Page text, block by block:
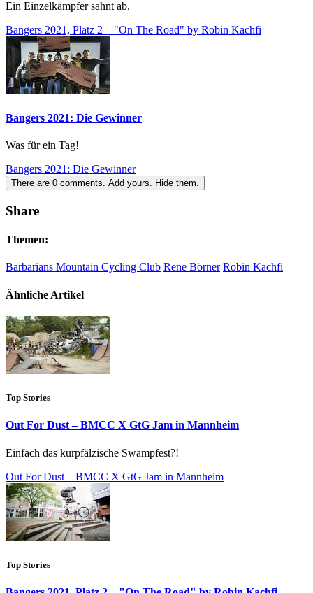
Ein Einzelkämpfer sahnt ab.
Bangers 2021, Platz 2 – "On The Road" by Robin Kachfi
Bangers 2021: Die Gewinner
Was für ein Tag!
Bangers 2021: Die Gewinner
There are 0 comments. Add yours. Hide them.
Share
Themen:
Barbarians Mountain Cycling Club Rene Börner Robin Kachfi
Ähnliche Artikel
Top Stories
Out For Dust – BMCC X GtG Jam in Mannheim
Einfach das kurpfälzische Swampfest?!
Out For Dust – BMCC X GtG Jam in Mannheim
Top Stories